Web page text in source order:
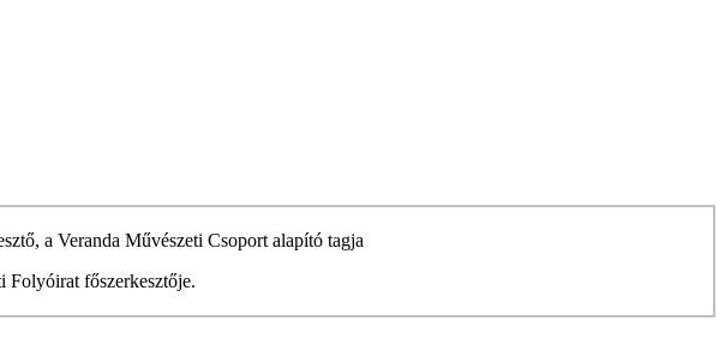
a Veranda Művészeti Csoport alapító tagja
Folyóirat főszerkesztője.